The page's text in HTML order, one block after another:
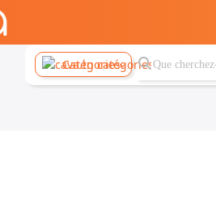
Catégories